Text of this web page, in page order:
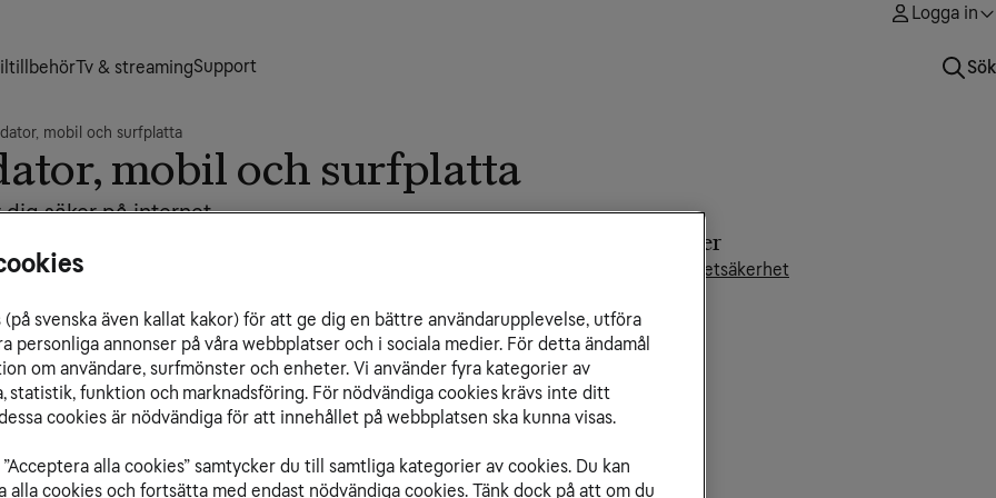
Logga in
Tv & streamingSupport Sök
mobil och surfplatta
mobil och surfplatta
säker på internet.
på nätet, gör bankärenden, laddar ner
dator och dina personliga uppgifter med
ger dig och din familj tryggare surf. Till
olämpligt innehåll på nätet och bankskydd
kring
Denna artikel innehåller
Våra råd och tips kring internetsäkerhet
svenska även kallat kakor) för att ge dig en bättre användarupplevelse, utföra
personliga annonser på våra webbplatser och i sociala medier. För detta ändamål
om användare, surfmönster och enheter. Vi använder fyra kategorier av
statistik, funktion och marknadsföring. För nödvändiga cookies krävs inte ditt
cookies är nödvändiga för att innehållet på webbplatsen ska kunna visas.
alla cookies” samtycker du till samtliga kategorier av cookies. Du kan
alla cookies och fortsätta med endast nödvändiga cookies. Tänk dock på att om du